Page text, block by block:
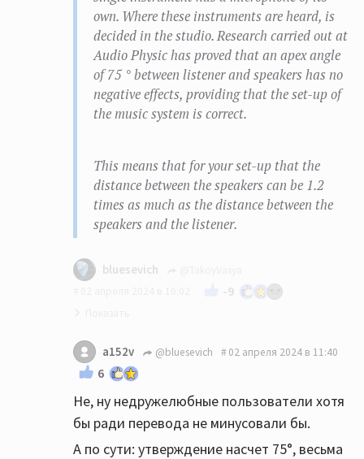
own. Where these instruments are heard, is
decided in the studio. Research carried out at
Audio Physic has proved that an apex angle
of 75 ° between listener and speakers has no
negative effects, providing that the set-up of
the music system is correct.
This means that for your set-up that the
distance between the speakers can be 1.2
times as much as the distance between the
speakers and the listener.
bluesevich
-9
Не все пользователи здесь в адеквате.
И не все владеют аглицким:))
Наконец, мы подошли к вопросу о том, как
правильно определить расстояние между
динамиками. На заре стереофонии
a152v @bluesevich 02 апреля 2024 в 11:40
6
Не, ну недружелюбные пользователи хотя
бы ради перевода не минусовали бы.
А по сути: утверждение насчет 75°, весьма